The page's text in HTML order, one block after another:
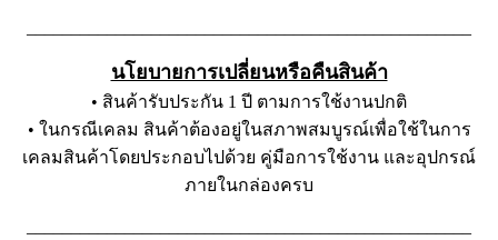
นโยบายการเปลี่ยนหรือคืนสินค้า
• สินค้ารับประกัน 1 ปี ตามการใช้งานปกติ
• ในกรณีเคลม สินค้าต้องอยู่ในสภาพสมบูรณ์เพื่อใช้ในการ
เคลมสินค้าโดยประกอบไปด้วย คู่มือการใช้งาน และอุปกรณ์
ภายในกล่องครบ